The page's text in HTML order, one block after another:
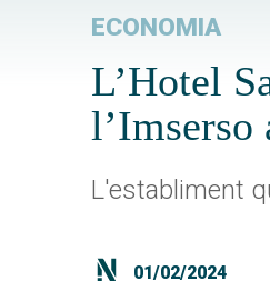
ECONOMIA
L’Hotel
l’Imserso
L'establiment
01/02/2024